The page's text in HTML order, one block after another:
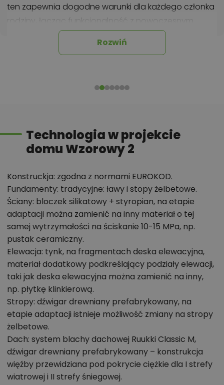
ten zapewnia dogodne warunki dla każdego członka
rodziny, łącząc funkcjonalność z nowoczesnym
Nowoczesny dom parterowy z dachem kopertowym
dach kopertowy, który nadaje mu nieco klasycznego
aluminiowa czy długie betonowe płytki elewacyjne,
nadają mu nowoczesnego charakteru, łącząc
projektu jest jego kompaktowa forma umożlwiająca
budowę na małych działkach. Dzięki niewielkim
wymiarom zewnętrznym można go budować na
działkach o powierzchni już od 480 metrów
kwadratowych.
Nowoczesny dom parterowy z otwartą strefą
dzienną i czterema sypialniami
Projekt Wzorowy 2 cechuje się czytelnym układem
pomieszczeń, który oferuje bogaty program
funkcjonalny. Znajduje się w nim duża strefa dzienna,
łącząca salon, jadalnię i kuchnię oraz cztery
przemyślnie zaprojektowane sypialnie. Oprócz
głównej sypialni rodziców z własną garderobą i
łazienką, dom ten oferuje dwa pokoje dzieci z
dedykowaną łazienką oraz pokój gościnny, który
Rozwiń
Technologia w projekcie
domu Wzorowy 2
Konstruckja: zgodna z normami EUROKOD.
Fundamenty: tradycyjne: ławy i stopy żelbetowe.
Ściany: bloczek silikatowy + styropian, na etapie
adaptacji można zamienić na inny materiał o tej
samej wytrzymałości na ściskanie 10-15 MPa, np.
pustak ceramiczny.
Elewacja: tynk, na fragmentach deska elewacyjna,
materiał dodatkowy podkreślający podziały elewacji,
taki jak deska elewacyjna można zamienić na inny,
np. płytkę klinkierową.
Stropy: dźwigar drewniany prefabrykowany, na
etapie adaptacji istnieje możliwość zmiany na stropy
żelbetowe.
Dach: system blachy dachowej Ruukki Classic M,
dźwigar drewniany prefabrykowany – konstrukcja
więźby przewidziana pod pokrycie ciężkie dla I strefy
wiatrowej i II strefy śniegowej.